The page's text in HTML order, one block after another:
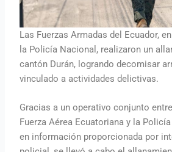
Las Fuerzas Armadas del Ecuador,
la Policía Nacional, realizaron un
cantón Durán, logrando decomisar
vinculado a actividades delictivas.
Gracias a un operativo conjunto
Fuerza Aérea Ecuatoriana y la
en información proporcionada por